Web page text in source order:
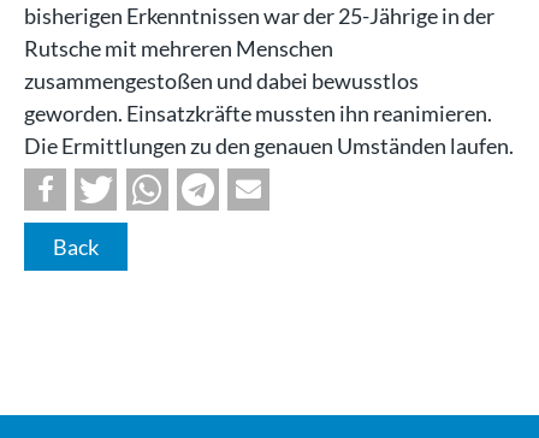
bisherigen Erkenntnissen war der 25-Jährige in der
Rutsche mit mehreren Menschen
zusammengestoßen und dabei bewusstlos
geworden. Einsatzkräfte mussten ihn reanimieren.
Die Ermittlungen zu den genauen Umständen laufen.
Back